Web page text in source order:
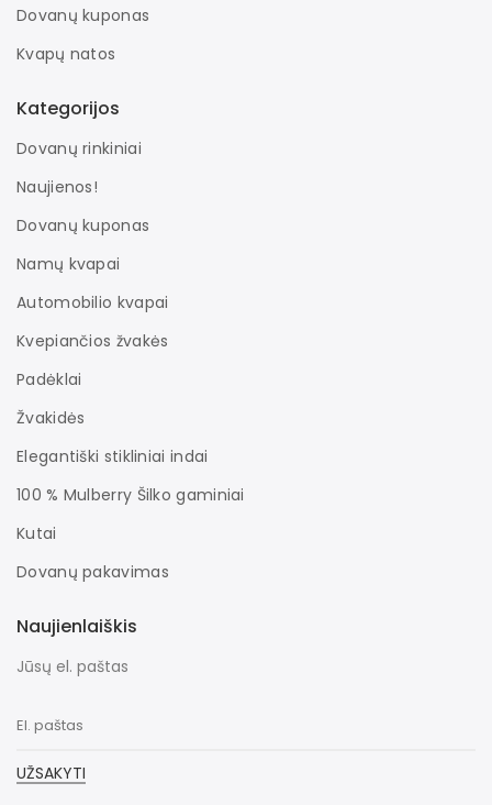
Dovanų kuponas
Kvapų natos
Kategorijos
Dovanų rinkiniai
Naujienos!
Dovanų kuponas
Namų kvapai
Automobilio kvapai
Kvepiančios žvakės
Padėklai
Žvakidės
Elegantiški stikliniai indai
100 % Mulberry Šilko gaminiai
Kutai
Dovanų pakavimas
Naujienlaiškis
Jūsų el. paštas